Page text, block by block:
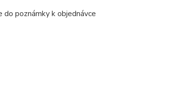
poznámky k objednávce